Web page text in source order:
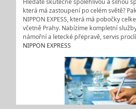
Hledáte skutečně spolehlivou a silnou
která má zastoupení po celém světě?
NIPPON EXPESS, která má pobočky
včetně Prahy. Nabízíme kompletní
námořní a letecké přepravě, servis
NIPPON EXPRESS